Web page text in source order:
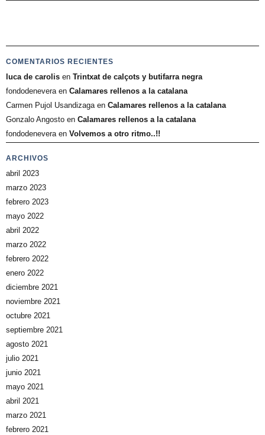
COMENTARIOS RECIENTES
luca de carolis en Trintxat de calçots y butifarra negra
fondodenevera en Calamares rellenos a la catalana
Carmen Pujol Usandizaga en Calamares rellenos a la catalana
Gonzalo Angosto en Calamares rellenos a la catalana
fondodenevera en Volvemos a otro ritmo..!!
ARCHIVOS
abril 2023
marzo 2023
febrero 2023
mayo 2022
abril 2022
marzo 2022
febrero 2022
enero 2022
diciembre 2021
noviembre 2021
octubre 2021
septiembre 2021
agosto 2021
julio 2021
junio 2021
mayo 2021
abril 2021
marzo 2021
febrero 2021